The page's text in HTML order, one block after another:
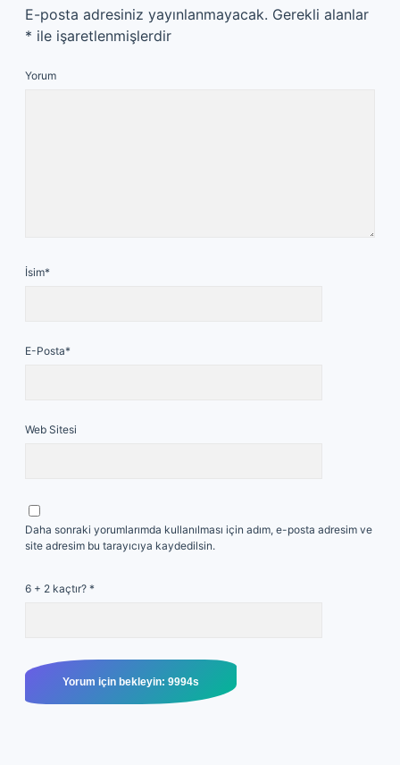
E-posta adresiniz yayınlanmayacak. Gerekli alanlar
* ile işaretlenmişlerdir
Yorum
İsim*
E-Posta*
Web Sitesi
Daha sonraki yorumlarımda kullanılması için adım, e-posta adresim ve
site adresim bu tarayıcıya kaydedilsin.
6 + 2 kaçtır? *